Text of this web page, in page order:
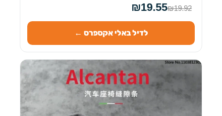
₪19.55₪19.92
לדיל באלי אקספרס ←